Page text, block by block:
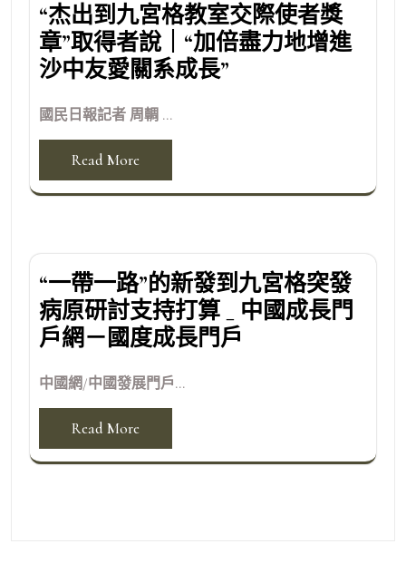
“杰出到九宮格教室交際使者獎
章”取得者說｜“加倍盡力地增進
沙中友愛關系成長”
國民日報記者 周輖 ...
Read More
“一帶一路”的新發到九宮格突發
病原研討支持打算 _ 中國成長門
戶網－國度成長門戶
中國網/中國發展門戶...
Read More